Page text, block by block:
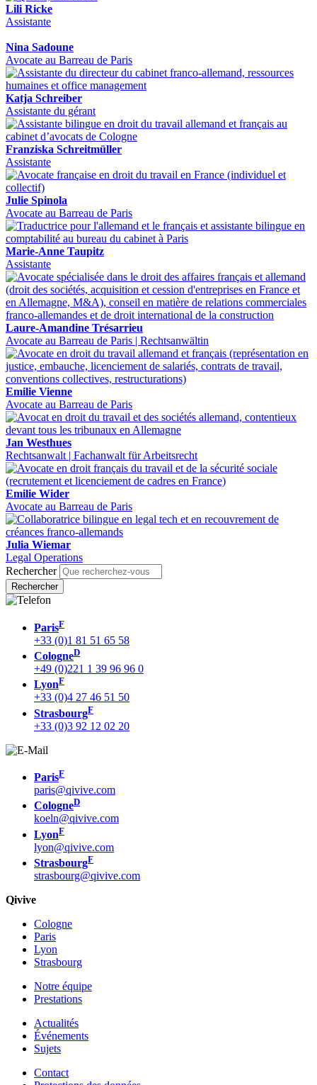
Lili Ricke
Assistante
Nina Sadoune
Avocate au Barreau de Paris
Katja Schreiber
Assistante du gérant
Franziska Schreitmüller
Assistante
Julie Spinola
Avocate au Barreau de Paris
Marie-Anne Taupitz
Assistante
Laure-Amandine Trésarrieu
Avocate au Barreau de Paris | Rechtsanwältin
Emilie Vienne
Avocate au Barreau de Paris
Jan Westhues
Rechtsanwalt | Fachanwalt für Arbeitsrecht
Emilie Wider
Avocate au Barreau de Paris
Julia Wiemar
Legal Operations
Rechercher
ParisF
+33 (0)1 81 51 65 58
CologneD
+49 (0)221 1 39 96 96 0
LyonF
+33 (0)4 27 46 51 50
StrasbourgF
+33 (0)3 92 12 02 20
ParisF
paris@qivive.com
CologneD
koeln@qivive.com
LyonF
lyon@qivive.com
StrasbourgF
strasbourg@qivive.com
Qivive
Cologne
Paris
Lyon
Strasbourg
Notre équipe
Prestations
Actualités
Événements
Sujets
Contact